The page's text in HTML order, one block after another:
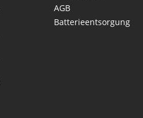
AGB
Batterieentsorgung